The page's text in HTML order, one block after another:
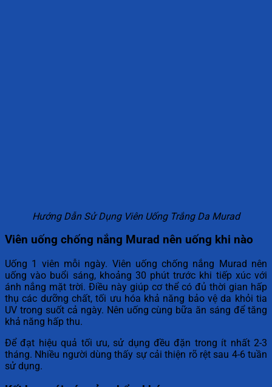
Hướng Dẫn Sử Dụng Viên Uống Trắng Da Murad
Viên uống chống nắng Murad nên uống khi nào
Uống 1 viên mỗi ngày. Viên uống chống nắng Murad nên
uống vào buổi sáng, khoảng 30 phút trước khi tiếp xúc với
ánh nắng mặt trời. Điều này giúp cơ thể có đủ thời gian hấp
thụ các dưỡng chất, tối ưu hóa khả năng bảo vệ da khỏi tia
UV trong suốt cả ngày. Nên uống cùng bữa ăn sáng để tăng
khả năng hấp thu.
Để đạt hiệu quả tối ưu, sử dụng đều đặn trong ít nhất 2-3
tháng. Nhiều người dùng thấy sự cải thiện rõ rệt sau 4-6 tuần
sử dụng.